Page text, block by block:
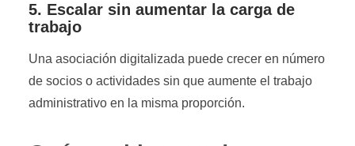
5. Escalar sin aumentar la carga de
trabajo
Una asociación digitalizada puede crecer en número
de socios o actividades sin que aumente el trabajo
administrativo en la misma proporción.